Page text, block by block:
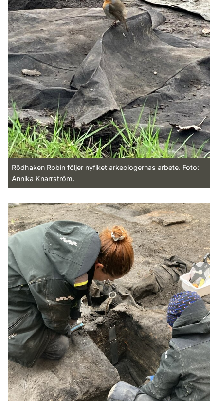
Rödhaken Robin följer nyfiket arkeologernas arbete. Foto:
Annika Knarrström.